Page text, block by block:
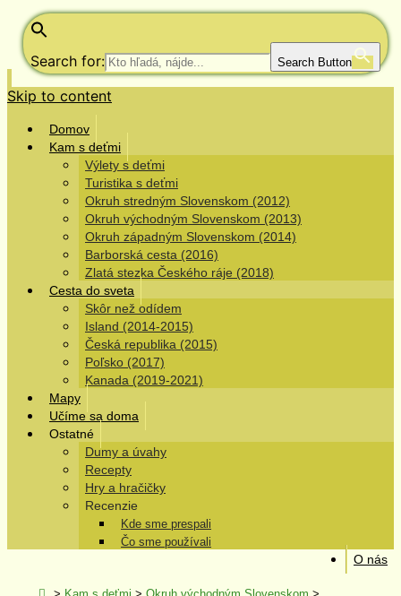
Search for: Search Button
Skip to content
Domov
Kam s deťmi
Výlety s deťmi
Turistika s deťmi
Okruh stredným Slovenskom (2012)
Okruh východným Slovenskom (2013)
Okruh západným Slovenskom (2014)
Barborská cesta (2016)
Zlatá stezka Českého ráje (2018)
Cesta do sveta
Skôr než odídem
Island (2014-2015)
Česká republika (2015)
Poľsko (2017)
Kanada (2019-2021)
Mapy
Učíme sa doma
Ostatné
Dumy a úvahy
Recepty
Hry a hračičky
Recenzie
Kde sme prespali
Čo sme používali
O nás